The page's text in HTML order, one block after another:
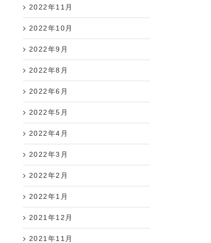
2022年11月
2022年10月
2022年9月
2022年8月
2022年6月
2022年5月
2022年4月
2022年3月
2022年2月
2022年1月
2021年12月
2021年11月